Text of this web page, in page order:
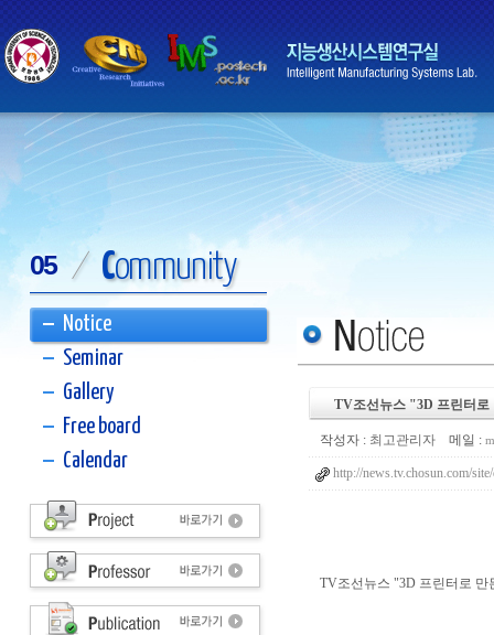
05 / Community
Notice
Seminar
Gallery
Free board
Calendar
TV조선뉴스 "3D 프린터
작성자 : 최고관리자 메일 :
http://news.tv.chosun.com/
TV조선뉴스 "3D 프린터로 만